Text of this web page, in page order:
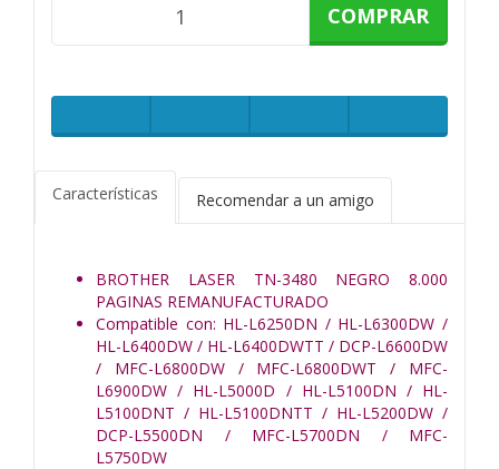
COMPRAR
Características Recomendar a un amigo
BROTHER LASER TN-3480 NEGRO 8.000
PAGINAS REMANUFACTURADO
Compatible con: HL-L6250DN / HL-L6300DW /
HL-L6400DW / HL-L6400DWTT / DCP-L6600DW
/ MFC-L6800DW / MFC-L6800DWT / MFC-
L6900DW / HL-L5000D / HL-L5100DN / HL-
L5100DNT / HL-L5100DNTT / HL-L5200DW /
DCP-L5500DN / MFC-L5700DN / MFC-
L5750DW